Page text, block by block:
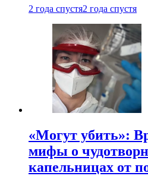
2 года спустя2 года спустя
«Могут убить»:
мифы о
капельницах от